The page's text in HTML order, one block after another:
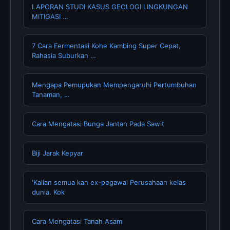
LAPORAN STUDI KASUS GEOLOGI LINGKUNGAN
MITIGASI …
7 Cara Fermentasi Kohe Kambing Super Cepat,
Rahasia Suburkan …
Mengapa Pemupukan Mempengaruhi Pertumbuhan
Tanaman, …
Cara Mengatasi Bunga Jantan Pada Sawit
Biji Jarak Kepyar
'Kalian semua kan ex-pegawai Perusahaan kelas
dunia. Kok
Cara Mengatasi Tanah Asam